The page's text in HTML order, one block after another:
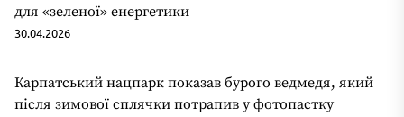
для «зеленої» енергетики
30.04.2026
Карпатський нацпарк показав бурого ведмедя, який
після зимової сплячки потрапив у фотопастку